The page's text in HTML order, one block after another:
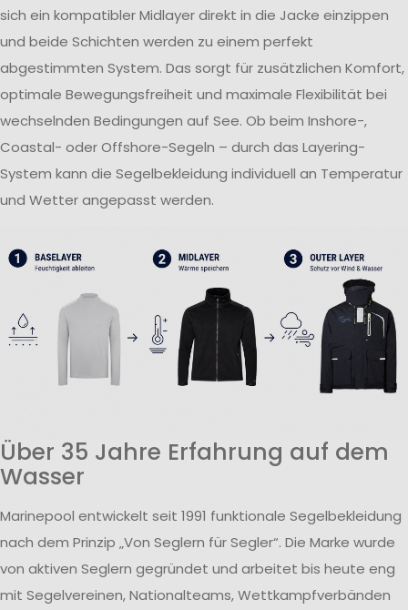
sich ein kompatibler Midlayer direkt in die Jacke einzippen
und beide Schichten werden zu einem perfekt
abgestimmten System. Das sorgt für zusätzlichen Komfort,
optimale Bewegungsfreiheit und maximale Flexibilität bei
wechselnden Bedingungen auf See. Ob beim Inshore-,
Coastal- oder Offshore-Segeln – durch das Layering-
System kann die Segelbekleidung individuell an Temperatur
und Wetter angepasst werden.
Über 35 Jahre Erfahrung auf dem
Wasser
Marinepool entwickelt seit 1991 funktionale Segelbekleidung
nach dem Prinzip „Von Seglern für Segler“. Die Marke wurde
von aktiven Seglern gegründet und arbeitet bis heute eng
mit Segelvereinen, Nationalteams, Wettkampfverbänden